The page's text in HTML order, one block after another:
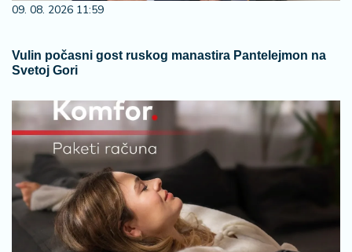
09. 08. 2026 11:59
Vulin počasni gost ruskog manastira Pantelejmon na
Svetoj Gori